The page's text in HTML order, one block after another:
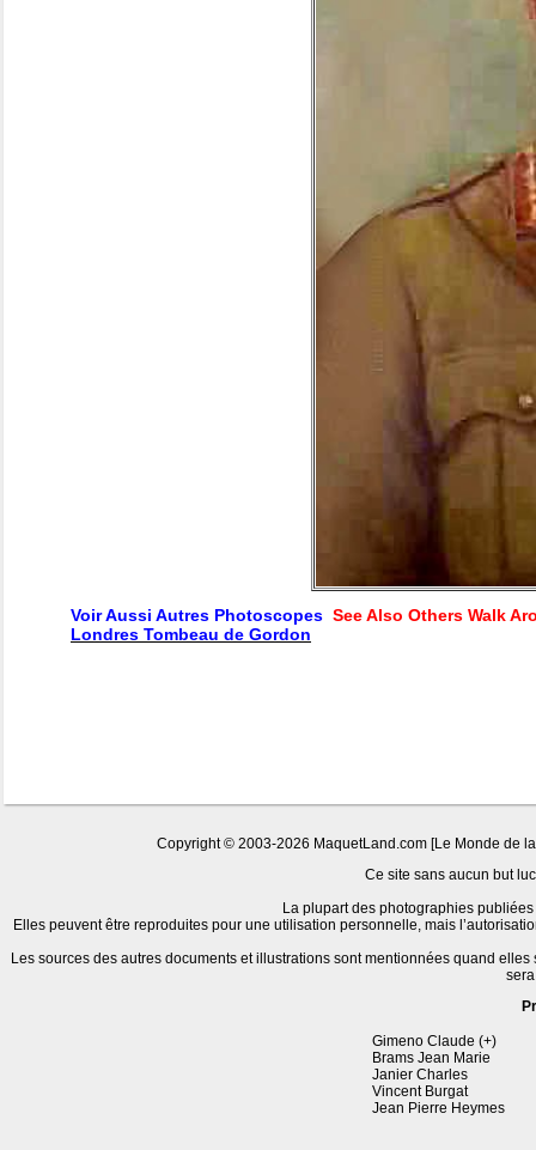
Voir Aussi Autres Photoscopes See Also Others Walk
Londres Tombeau de Gordon
Copyright © 2003-2026 MaquetLand.com [Le Monde de
Ce site sans aucun but
La plupart des photographies
Elles peuvent être reproduites pour une utilisation personnelle, mais
Les sources des autres documents et illustrations sont mentionnées quand
Gimeno Claude (+)
Brams Jean Marie
Janier Charles
Vincent Burgat
Jean Pierre Heymes